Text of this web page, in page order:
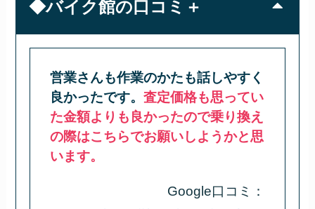
◆バイク館の口コミ＋
営業さんも作業のかたも話しやすく
良かったです。査定価格も思ってい
た金額よりも良かったので乗り換え
の際はこちらでお願いしようかと思
います。
Google口コミ：